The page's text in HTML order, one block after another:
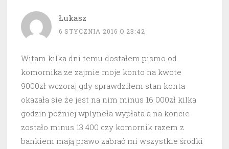
Łukasz
6 STYCZNIA 2016 O 23:42
Witam kilka dni temu dostałem pismo od
komornika ze zajmie moje konto na kwote
9000zł wczoraj gdy sprawdziłem stan konta
okazała sie że jest na nim minus 16 000zł kilka
godzin poźniej wplyneła wypłata a na koncie
zostało minus 13 400 czy komornik razem z
bankiem mają prawo zabrać mi wszystkie środki